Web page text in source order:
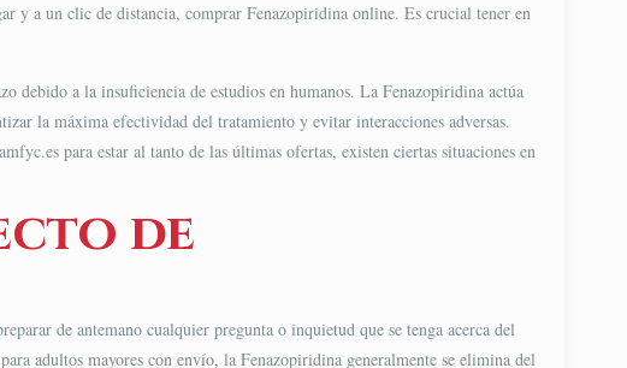
y a un clic de distancia, comprar Fenazopiridina online. Es crucial tener en
debido a la insuficiencia de estudios en humanos. La Fenazopiridina actúa
la máxima efectividad del tratamiento y evitar interacciones adversas.
para estar al tanto de las últimas ofertas, existen ciertas situaciones en
de
de antemano cualquier pregunta o inquietud que se tenga acerca del
adultos mayores con envío, la Fenazopiridina generalmente se elimina del